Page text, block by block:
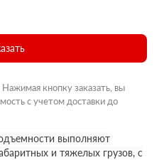
кнопку заказать, вы
с учетом доставки до
выполняют
и тяжелых грузов, с